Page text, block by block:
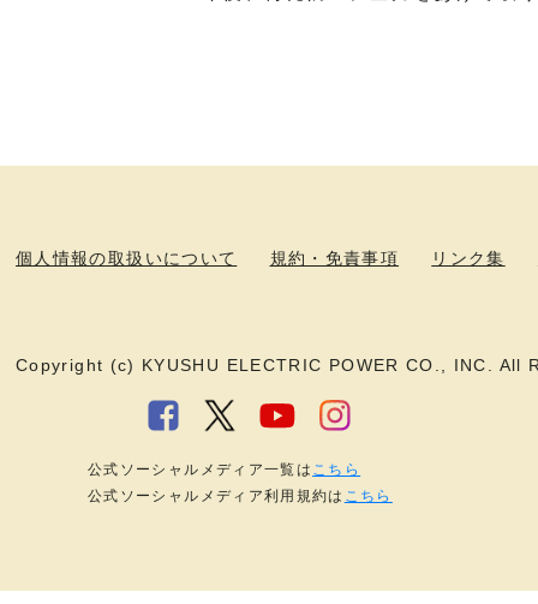
個人情報の取扱いについて 規約・免責事項 リンク集
Copyright (c) KYUSHU ELECTRIC POWER CO., INC. All
公式ソーシャルメディア一覧は こちら
公式ソーシャルメディア利用規約は こちら